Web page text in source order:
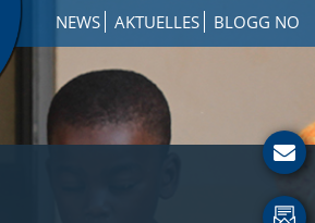
NEWS AKTUELLES BLOGG NO